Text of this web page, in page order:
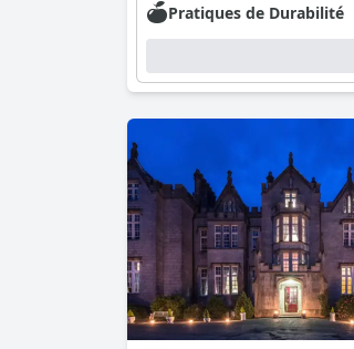
Pratiques de Durabilité